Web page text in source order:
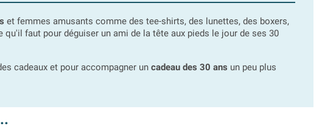
et femmes amusants comme des tee-shirts, des lunettes, des boxers,
faut pour déguiser un ami de la tête aux pieds le jour de ses 30
cadeaux et pour accompagner un cadeau des 30 ans un peu plus